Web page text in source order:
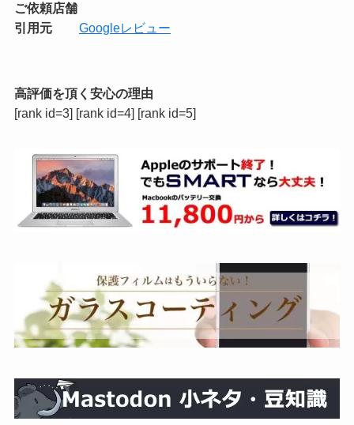
ご依頼店舗
引用元
Googleレビュー
高評価を頂く安心の理由
[rank id=3] [rank id=4] [rank id=5]